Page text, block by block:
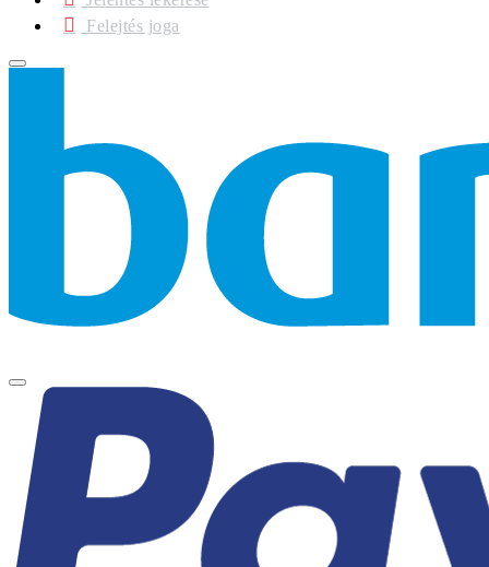
Felejtés joga